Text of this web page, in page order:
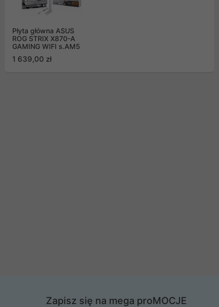
Płyta główna ASUS
ROG STRIX X870-A
GAMING WIFI s.AM5
1 639,00 zł
Zapisz się na mega proMOCJE